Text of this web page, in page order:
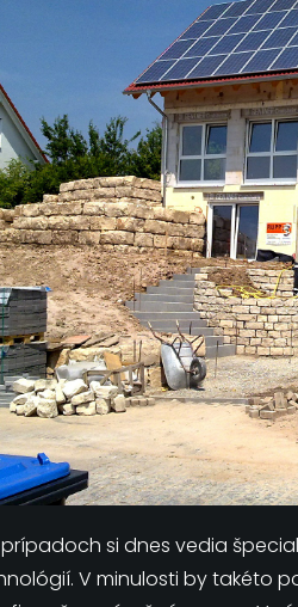
si dnes vedia
V minulosti by takéto